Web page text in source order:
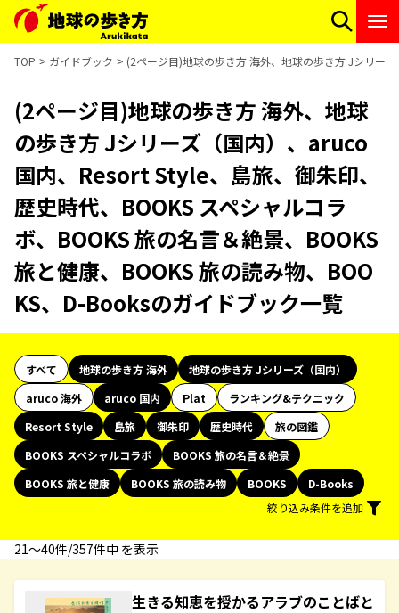
TOP ガイドブック (2ページ目)地球の歩き方 海外、地球の歩き方 Jシリー
(2ページ目)地球の歩き方 海外、地球
の歩き方 Jシリーズ（国内）、aruco
国内、Resort Style、島旅、御朱印、
歴史時代、BOOKS スペシャルコラ
ボ、BOOKS 旅の名言＆絶景、BOOKS
旅と健康、BOOKS 旅の読み物、BOO
KS、D-Booksのガイドブック一覧
すべて 地球の歩き方 海外
地球の歩き方 Jシリーズ（国内）
aruco 海外
aruco 国内 Plat
ランキング&テクニック
Resort Style
島旅 御朱印 歴史時代
旅の図鑑
BOOKS スペシャルコラボ
BOOKS 旅の名言＆絶景
BOOKS 旅と健康
BOOKS 旅の読み物 BOOKS
D-Books
絞り込み条件を追加
21〜40件/357件中 を表示
生きる知恵を授かるアラブのことばと